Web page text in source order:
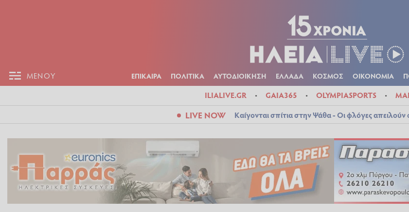
ΜΕΝΟΥ ΕΠΙΚΑΙΡΑ ΠΟΛΙΤΙΚΑ ΑΥΤΟΔΙΟΙΚΗΣΗ ΕΛΛΑΔΑ ΚΟΣΜΟΣ ΟΙΚΟΝΟΜΙΑ
ILIALIVE.GR GAIA365 OLYMPIASPORTS
LIVE NOW Καίγονται σπίτια στην Ψάθα - Οι φλόγες